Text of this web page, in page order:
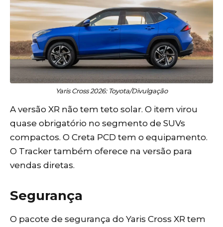
Yaris Cross 2026: Toyota/Divulgação
A versão XR não tem teto solar. O item virou
quase obrigatório no segmento de SUVs
compactos. O Creta PCD tem o equipamento.
O Tracker também oferece na versão para
vendas diretas.
Segurança
O pacote de segurança do Yaris Cross XR tem